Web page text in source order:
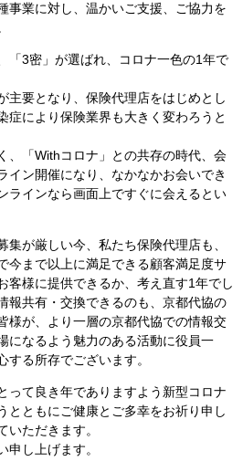
事業に対し、温かいご支援、ご協力を
「3密」が選ばれ、コロナ一色の1年で
主要となり、保険代理店をはじめとし
症により保険業界も大きく変わろうと
、「Withコロナ」との共存の時代、会
イン開催になり、なかなかお会いでき
ラインなら画面上ですぐに会えるとい
集が厳しい今、私たち保険代理店も、
今まで以上に満足できる顧客満足度サ
客様に提供できるか、考え直す1年でし
報共有・交換できるのも、京都代協の
様が、より一層の京都代協での情報交
になるよう魅力のある活動に役員一
する所存でございます。
て良き年でありますよう新型コロナ
とともにご健康とご多幸をお祈り申し
いただきます。
申し上げます。